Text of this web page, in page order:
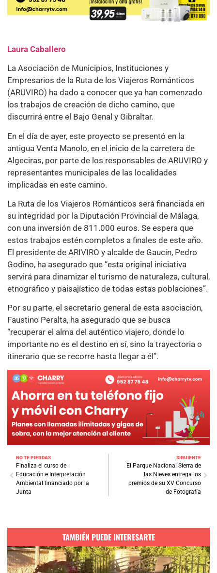
Laura Caballero
La Asociación de Municipios, Instituciones y
Empresarios de la Ruta de los Viajeros Románticos
(ARUVIRO) ha dado a conocer que ya han comenzado
los trabajos de creación de dicho camino, que
discurrirá entre el Bajo Genal y Gibraltar.
En el día de ayer, este proyecto se presentó en la
antigua Venta Manolo, en el inicio de la carretera de
Algeciras, por parte de los responsables de ARUVIRO y
representantes municipales de las localidades
implicadas en este camino.
La Ruta de los Viajeros Románticos será financiada en
su integridad por la Diputación Provincial de Málaga,
con una inversión de 811.000 euros. Se espera que
estos trabajos estén completos a finales de este año.
El presidente de ARIVIRO y alcalde de Gaucín, Pedro
Godino, ha asegurado que “esta original iniciativa
servirá para dinamizar el turismo de naturaleza, cultural,
etnográfico y paisajístico de todas estas poblaciones”.
Por su parte, el secretario general de esta asociación,
Faustino Peralta, ha asegurado que se busca
“recuperar el alma del auténtico viajero, donde lo
importante no es el destino en sí, sino la trayectoria o
itinerario que se recorre hasta llegar a él”.
NO TE PIERDAS
Finaliza el curso de
Educación e Interpretación
Ambiental financiado por la
Junta
SIGUIENTE
El Parque Nacional Sierra de
las Nieves entrega los
premios de su XV Concurso
de Fotografía
TAMBIÉN PUEDE INTERESARTE